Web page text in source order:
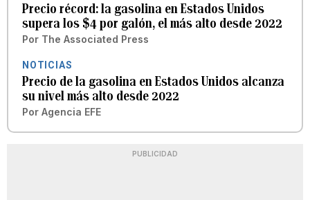
Precio récord: la gasolina en Estados Unidos
supera los $4 por galón, el más alto desde 2022
Por The Associated Press
NOTICIAS
Precio de la gasolina en Estados Unidos alcanza
su nivel más alto desde 2022
Por Agencia EFE
PUBLICIDAD